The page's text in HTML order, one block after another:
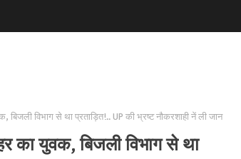
विभाग से था प्रताड़ित!.. UP की भ्रष्ट नौकरशाही नें ली जान
का युवक, बिजली विभाग से था